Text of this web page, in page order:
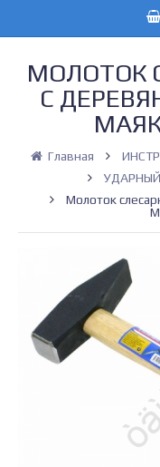
МОЛОТОК
С
Главная
Молоток